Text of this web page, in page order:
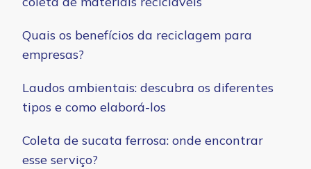
Quais os benefícios da reciclagem para
empresas?
Laudos ambientais: descubra os diferentes
tipos e como elaborá-los
Coleta de sucata ferrosa: onde encontrar
esse serviço?